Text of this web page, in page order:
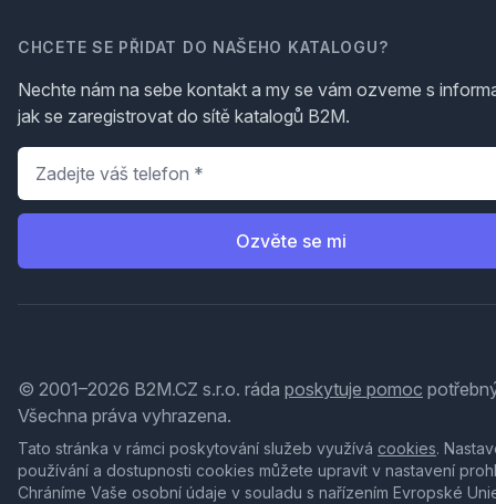
CHCETE SE PŘIDAT DO NAŠEHO KATALOGU?
Nechte nám na sebe kontakt a my se vám ozveme s
jak se zaregistrovat do sítě katalogů B2M.
Telefon
Ozvěte se mi
© 2001–2026 B2M.CZ s.r.o. ráda poskytuje pomoc
Všechna práva vyhrazena.
Tato stránka v rámci poskytování služeb využívá cookies.
používání a dostupnosti cookies můžete upravit v nastavení
Chráníme Vaše osobní údaje v souladu s nařízením Evropské